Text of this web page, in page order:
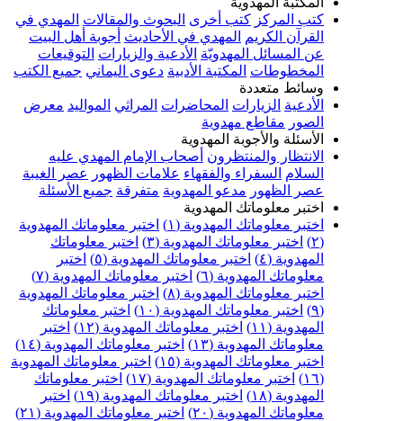
كتب المركز كتب أخرى البحوث والمقالات المهدي في
القرآن الكريم
المهدي في الأحاديث أجوبة أهل البيت
عن المسائل المهدويّة الأدعية والزيارات التوقيعات
المخطوطات المكتبة الأدبية دعوى اليماني جميع الكتب
وسائط متعددة
الأدعية الزيارات المحاضرات المراثي المواليد معرض
الصور مقاطع مهدوية
الأسئلة والأجوبة المهدوية
الانتظار والمنتظرون أصحاب الإمام المهدي عليه
السلام السفراء والفقهاء علامات الظهور
عصر الغيبة
عصر الظهور مدعو المهدوية متفرقة جميع الأسئلة
اختبر معلوماتك المهدوية
اختبر معلوماتك المهدوية (١)
اختبر معلوماتك المهدوية
(٢)
اختبر معلوماتك المهدوية (٣)
اختبر معلوماتك
المهدوية (٤)
اختبر معلوماتك المهدوية (٥)
اختبر
معلوماتك المهدوية (٦)
اختبر معلوماتك المهدوية (٧)
اختبر معلوماتك المهدوية (٨)
اختبر معلوماتك المهدوية
(٩)
اختبر معلوماتك المهدوية (١٠)
اختبر معلوماتك
المهدوية (١١)
اختبر معلوماتك المهدوية (١٢)
اختبر
معلوماتك المهدوية (١٣)
اختبر معلوماتك المهدوية (١٤)
اختبر معلوماتك المهدوية (١٥)
اختبر معلوماتك المهدوية
(١٦)
اختبر معلوماتك المهدوية (١٧)
اختبر معلوماتك
المهدوية (١٨)
اختبر معلوماتك المهدوية (١٩)
اختبر
معلوماتك المهدوية (٢٠)
اختبر معلوماتك المهدوية (٢١)